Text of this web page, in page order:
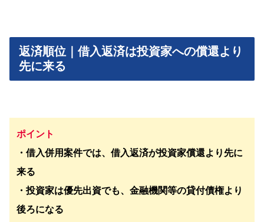
返済順位｜借入返済は投資家への償還より
先に来る
ポイント
・借入併用案件では、借入返済が投資家償還より先に
来る
・投資家は優先出資でも、金融機関等の貸付債権より
後ろになる